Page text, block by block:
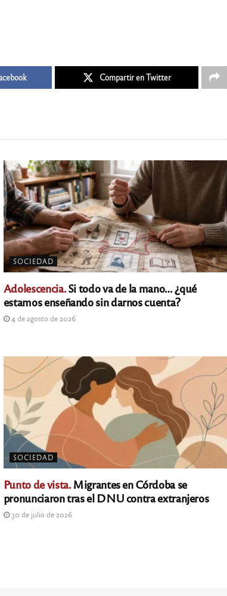
Compartir en Twitter
SOCIEDAD
Adolescencia.Si todo va de la mano… ¿qué
estamos enseñando sin darnos cuenta?
4 de agosto de 2026
SOCIEDAD
Punto de vista.Migrantes en Córdoba se
pronunciaron tras el DNU contra extranjeros
30 de julio de 2026